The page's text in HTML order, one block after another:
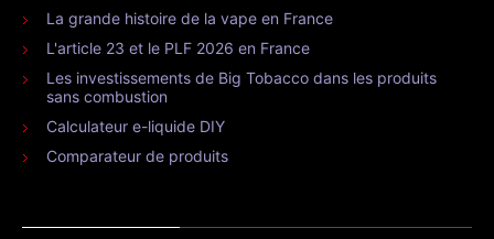
La grande histoire de la vape en France
L'article 23 et le PLF 2026 en France
Les investissements de Big Tobacco dans les produits
sans combustion
Calculateur e-liquide DIY
Comparateur de produits